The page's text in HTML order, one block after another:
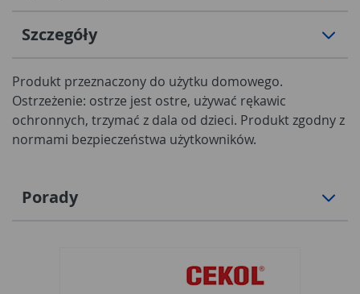
Szczegóły
Produkt przeznaczony do użytku domowego.
Ostrzeżenie: ostrze jest ostre, używać rękawic
ochronnych, trzymać z dala od dzieci. Produkt zgodny z
normami bezpieczeństwa użytkowników.
Porady